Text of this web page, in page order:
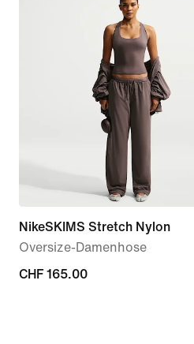
NikeSKIMS Stretch Nylon
Oversize-Damenhose
CHF 165.00
CHF 165.00